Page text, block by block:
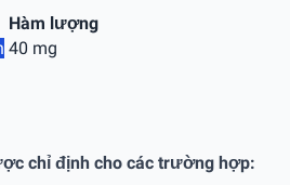
Hàm lượng
40 mg
chỉ định cho các trường hợp: